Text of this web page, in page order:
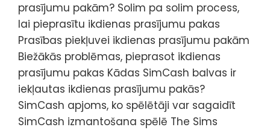
prasījumu pakām? Solim pa solim process,
lai pieprasītu ikdienas prasījumu pakas
Prasības piekļuvei ikdienas prasījumu pakām
Biežākās problēmas, pieprasot ikdienas
prasījumu pakas Kādas SimCash balvas ir
iekļautas ikdienas prasījumu pakās?
SimCash apjoms, ko spēlētāji var sagaidīt
SimCash izmantošana spēlē The Sims